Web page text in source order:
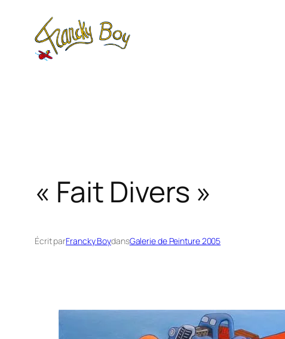
contenu
« Fait Divers »
Écrit parFrancky BoydansGalerie de Peinture 2005